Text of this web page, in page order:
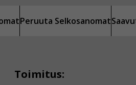
Peruuta Selkosanomat
Toimitus: